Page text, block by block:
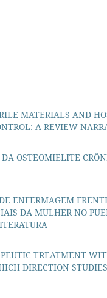
MATERIALS AND
A REVIEW
OSTEOMIELITE
ENFERMAGEM
DA MULHER NO
TREATMENT
DIRECTION